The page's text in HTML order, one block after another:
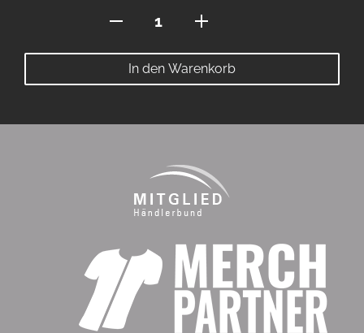
ohne
Bauchtasche
Menge
In den Warenkorb